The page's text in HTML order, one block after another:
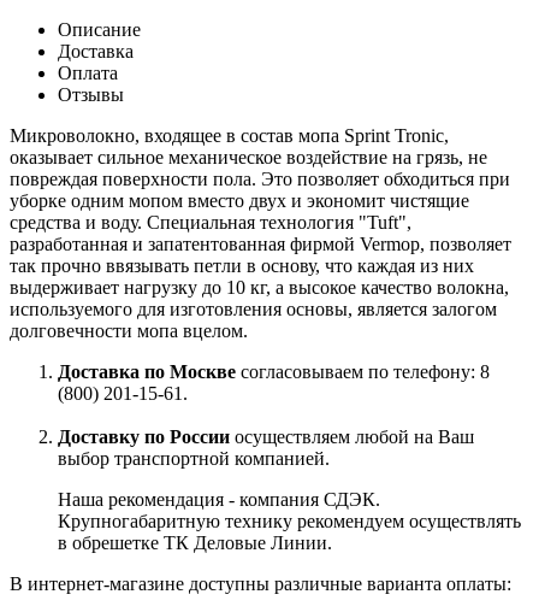
Описание
Доставка
Оплата
Отзывы
Микроволокно, входящее в состав мопа Sprint Tronic,
оказывает сильное механическое воздействие на грязь, не
повреждая поверхности пола. Это позволяет обходиться при
уборке одним мопом вместо двух и экономит чистящие
средства и воду. Специальная технология "Tuft",
разработанная и запатентованная фирмой Vermop, позволяет
так прочно ввязывать петли в основу, что каждая из них
выдерживает нагрузку до 10 кг, а высокое качество волокна,
используемого для изготовления основы, является залогом
долговечности мопа вцелом.
Доставка по Москве согласовываем по телефону: 8
(800) 201-15-61.
Доставку по России осуществляем любой на Ваш
выбор транспортной компанией.
Наша рекомендация - компания СДЭК.
Крупногабаритную технику рекомендуем осуществлять
в обрешетке ТК Деловые Линии.
В интернет-магазине доступны различные варианта оплаты: